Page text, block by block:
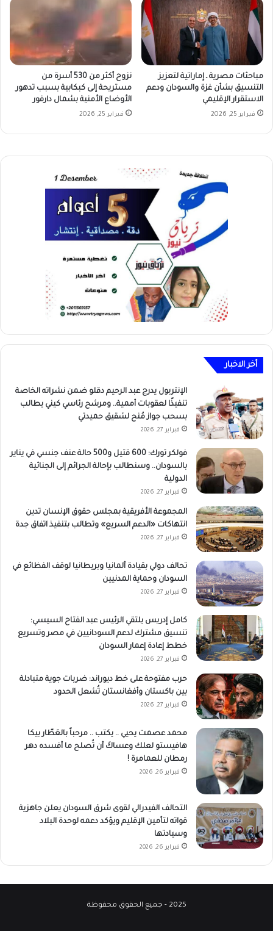
مباحثات مصرية ـ إماراتية لتعزيز
التنسيق بشأن غزة والسودان ودعم
الاستقرار الإقليمي
فبراير 25, 2026
نزوح أكثر من 530 أسرة من
مستريحة إلى كبكابية بسبب تدهور
الأوضاع الأمنية بشمال دارفور
فبراير 25, 2026
أخر الاخبار
الإنتربول يدرج عبد الرحيم دقلو ضمن نشراته الخاصة
تنفيذًا لعقوبات أممية.. ومرشح رئاسي كيني يطالب
بسحب جواز مُنح لشقيق حميدتي
فبراير 27, 2026
فولكر تورك: 600 قتيل و500 حالة عنف جنسي في يناير
بالسودان.. وسنطالب بإحالة الجرائم إلى الجنائية
الدولية
فبراير 27, 2026
المجموعة الأفريقية بمجلس حقوق الإنسان تدين
انتهاكات «الدعم السريع» وتطالب بتنفيذ اتفاق جدة
فبراير 27, 2026
تحالف دولي بقيادة ألمانيا وبريطانيا لوقف الفظائع في
السودان وحماية المدنيين
فبراير 27, 2026
كامل إدريس يلتقي الرئيس عبد الفتاح السيسي:
تنسيق مشترك لدعم السودانيين في مصر وتسريع
خطط إعادة إعمار السودان
فبراير 27, 2026
حرب مفتوحة على خط ديوراند: ضربات جوية متبادلة
بين باكستان وأفغانستان تُشعل الحدود
فبراير 27, 2026
محمد عصمت يحيي .. يكتب .. مرحباً بالعَطّار بيكا
هافيستو لعلك وعساكَ أن تُصلح ما أفسده دهر
رمطان للعمامرة !
فبراير 26, 2026
التحالف الفيدرالي لقوى شرق السودان يعلن جاهزية
قواته لتأمين الإقليم ويؤكد دعمه لوحدة البلاد
وسيادتها
فبراير 26, 2026
2025 - جميع الحقوق محفوظة